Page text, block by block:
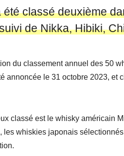
été classé deuxième
de Nikka, Hibiki,
du classement annuel des 50
annoncée le 31 octobre 2023,
classé est le whisky américain
les whiskies japonais